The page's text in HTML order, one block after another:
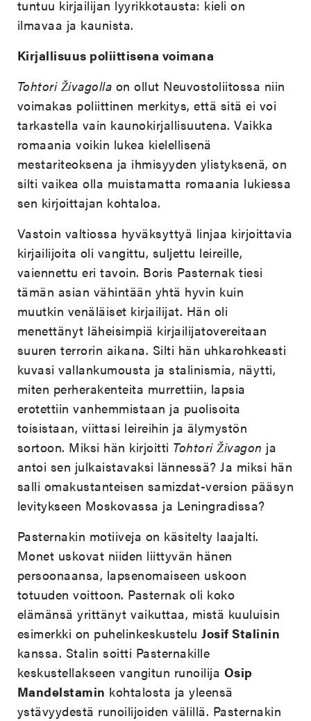
tuntuu kirjailijan lyyrikkotausta: kieli on
ilmavaa ja kaunista.
Kirjallisuus poliittisena voimana
Tohtori Živagolla on ollut Neuvostoliitossa niin
voimakas poliittinen merkitys, että sitä ei voi
tarkastella vain kaunokirjallisuutena. Vaikka
romaania voikin lukea kielellisenä
mestariteoksena ja ihmisyyden ylistyksenä, on
silti vaikea olla muistamatta romaania lukiessa
sen kirjoittajan kohtaloa.
Vastoin valtiossa hyväksyttyä linjaa kirjoittavia
kirjailijoita oli vangittu, suljettu leireille,
vaiennettu eri tavoin. Boris Pasternak tiesi
tämän asian vähintään yhtä hyvin kuin
muutkin venäläiset kirjailijat. Hän oli
menettänyt läheisimpiä kirjailijatovereitaan
suuren terrorin aikana. Silti hän uhkarohkeasti
kuvasi vallankumousta ja stalinismia, näytti,
miten perherakenteita murrettiin, lapsia
erotettiin vanhemmistaan ja puolisoita
toisistaan, viittasi leireihin ja älymystön
sortoon. Miksi hän kirjoitti Tohtori Živagon ja
antoi sen julkaistavaksi lännessä? Ja miksi hän
salli omakustanteisen samizdat-version pääsyn
levitykseen Moskovassa ja Leningradissa?
Pasternakin motiiveja on käsitelty laajalti.
Monet uskovat niiden liittyvän hänen
persoonaansa, lapsenomaiseen uskoon
totuuden voittoon. Pasternak oli koko
elämänsä yrittänyt vaikuttaa, mistä kuuluisin
esimerkki on puhelinkeskusteluJosif Stalinin
kanssa. Stalin soitti Pasternakille
keskustellakseen vangitun runoilija Osip
Mandelstamin kohtalosta ja yleensä
ystävyydestä runoilijoiden välillä. Pasternakin